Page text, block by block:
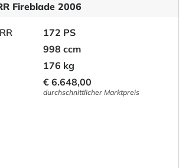
Fireblade 2006
172 PS
998 ccm
176 kg
€ 6.648,00
durchschnittlicher Marktpreis